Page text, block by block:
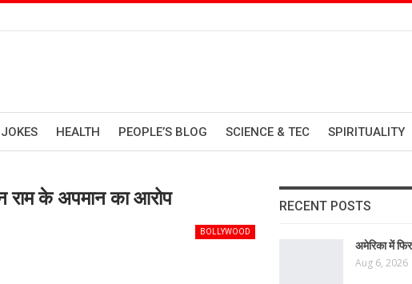
HEALTH PEOPLE’S BLOG SCIENCE & TEC SPIRITUALITY
राम के अपमान का आरोप
BOLLYWOOD
RECENT POSTS
अमेरिका में
Aug 6, 2026